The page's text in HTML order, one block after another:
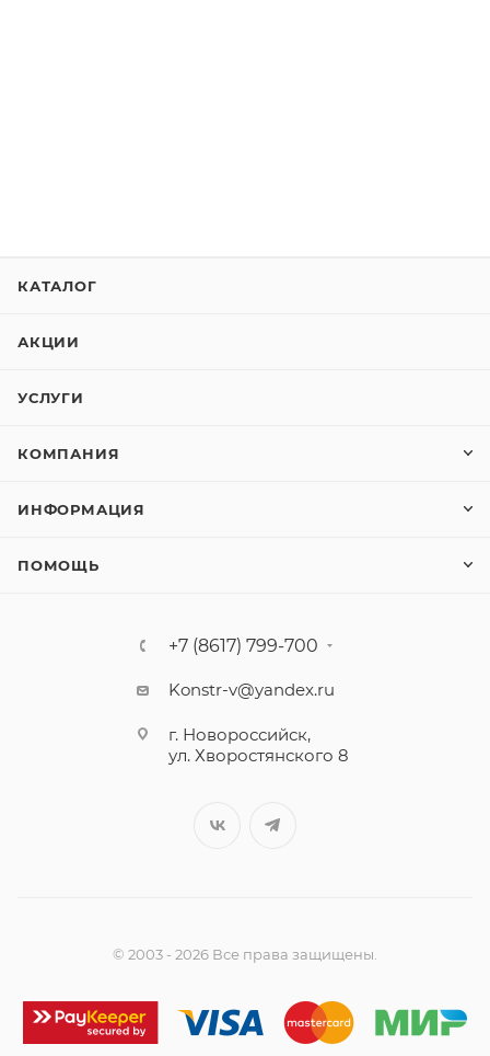
КАТАЛОГ
АКЦИИ
УСЛУГИ
КОМПАНИЯ
ИНФОРМАЦИЯ
ПОМОЩЬ
+7 (8617) 799-700
Konstr-v@yandex.ru
г. Новороссийск,
ул. Хворостянского 8
© 2003 - 2026 Все права защищены.